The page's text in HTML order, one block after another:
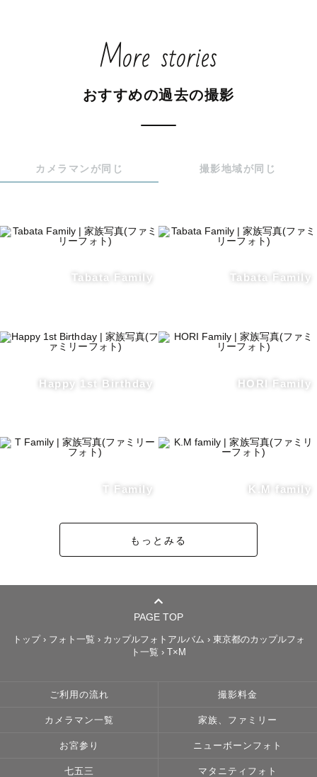
More stories
おすすめの過去の撮影
カメラマンが同じ 撮影地域が同じ
Tabata Family Tabata Family
Happy 1st Birthday HORI Family
T Family K.M family
もっとみる
PAGE TOP
トップ› フォト一覧 › カップルフォトアルバム › 東京都のカップルフォ
ト一覧 › T×M
ご利用の流れ 撮影料金
カメラマン一覧 家族、ファミリー
お宮参り ニューボーンフォト
七五三 マタニティフォト